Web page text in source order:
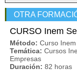
OTRA
CURSO Inem
Método: Curso
Temática: Cursos
Empresas
Duración: 82 horas